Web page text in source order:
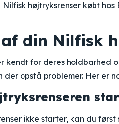
højtryksrenser købt
din Nilfisk
kendt for deres holdbarhed
opstå problemer. Her er
ikke starter, kan du